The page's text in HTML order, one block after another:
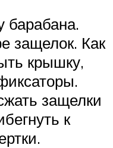
барабана.
защелок. Как
крышку,
защелки
к